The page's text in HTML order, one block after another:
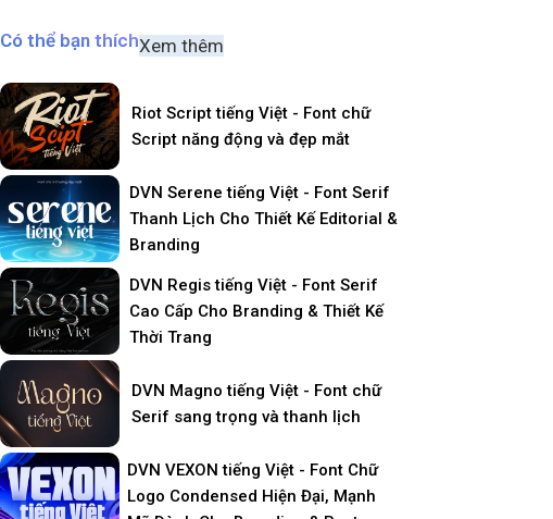
Có thể bạn thíchXem thêm
Riot Script tiếng Việt - Font chữ
Script năng động và đẹp mắt
DVN Serene tiếng Việt - Font Serif
Thanh Lịch Cho Thiết Kế Editorial &
Branding
DVN Regis tiếng Việt - Font Serif
Cao Cấp Cho Branding & Thiết Kế
Thời Trang
DVN Magno tiếng Việt - Font chữ
Serif sang trọng và thanh lịch
DVN VEXON tiếng Việt - Font Chữ
Logo Condensed Hiện Đại, Mạnh